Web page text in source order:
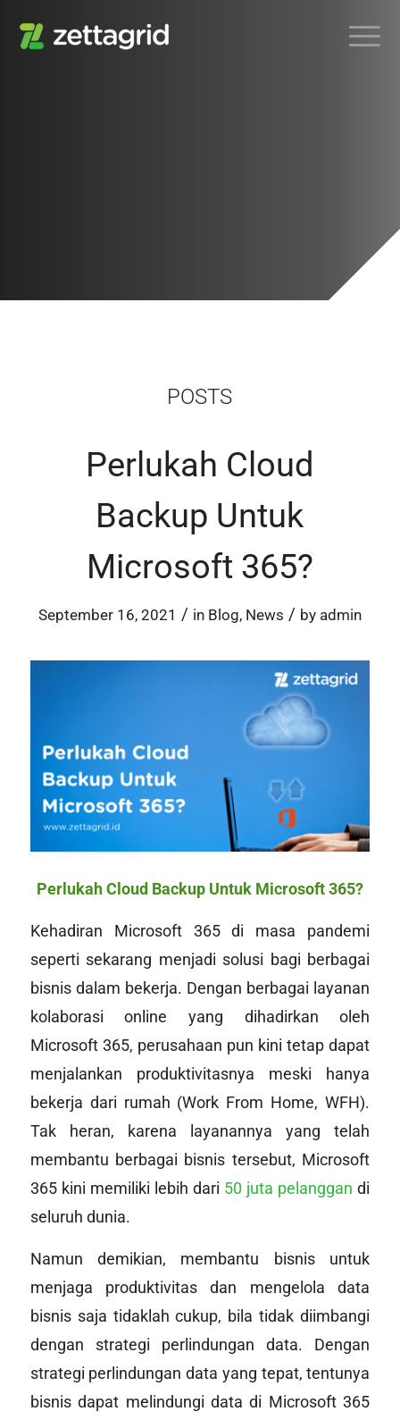
POSTS
Perlukah Cloud
Backup Untuk
Microsoft 365?
September 16, 2021 / in Blog, News / by admin
Perlukah Cloud Backup Untuk Microsoft 365?
Kehadiran Microsoft 365 di masa pandemi
seperti sekarang menjadi solusi bagi berbagai
bisnis dalam bekerja. Dengan berbagai layanan
kolaborasi online yang dihadirkan oleh
Microsoft 365, perusahaan pun kini tetap dapat
menjalankan produktivitasnya meski hanya
bekerja dari rumah (Work From Home, WFH).
Tak heran, karena layanannya yang telah
membantu berbagai bisnis tersebut, Microsoft
365 kini memiliki lebih dari 50 juta pelanggan di
seluruh dunia.
Namun demikian, membantu bisnis untuk
menjaga produktivitas dan mengelola data
bisnis saja tidaklah cukup, bila tidak diimbangi
dengan strategi perlindungan data. Dengan
strategi perlindungan data yang tepat, tentunya
bisnis dapat melindungi data di Microsoft 365